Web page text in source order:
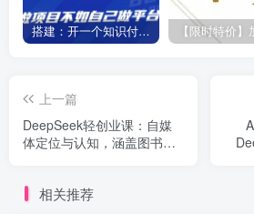
搭建：开一个知识付费资源网站，24小时全自动赚钱！
上一篇
DeepSeek轻创业课：自媒
体定位与认知，涵盖图书博
相关推荐